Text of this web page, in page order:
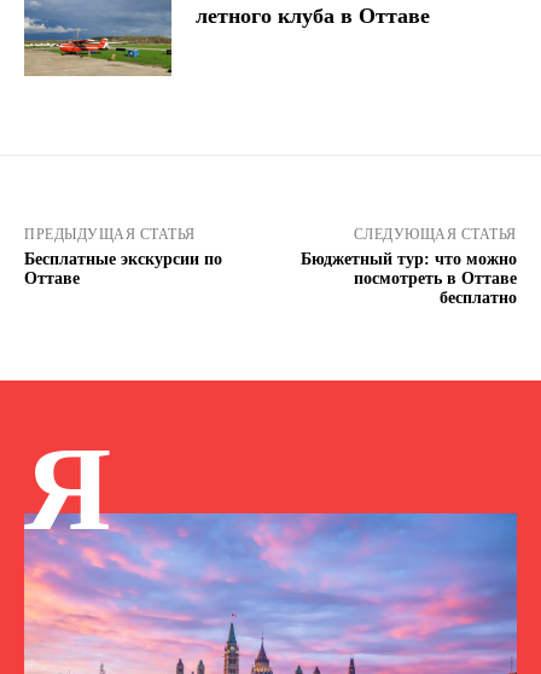
летного клуба в Оттаве
ПРЕДЫДУЩАЯ СТАТЬЯ
Бесплатные экскурсии по
Оттаве
СЛЕДУЮЩАЯ СТАТЬЯ
Бюджетный тур: что можно
посмотреть в Оттаве
бесплатно
Я